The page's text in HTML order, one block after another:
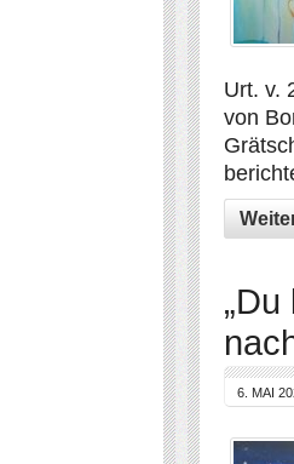
Urt. v.
von
6. MAI